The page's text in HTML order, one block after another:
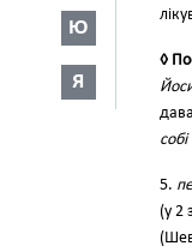
Ю
Я
◊
5.
(у 2